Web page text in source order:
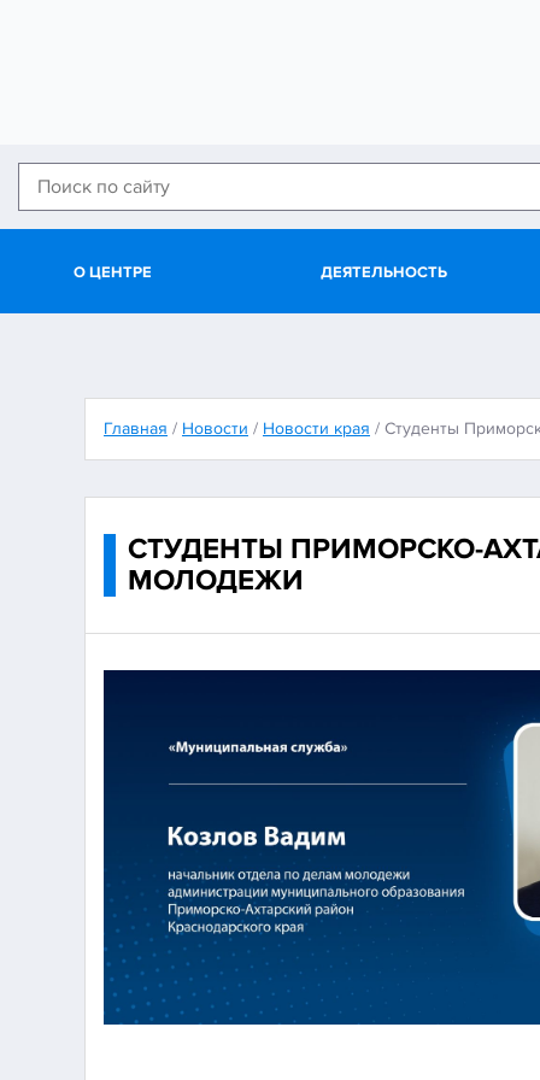
О ЦЕНТРЕ ДЕЯТЕЛЬНОСТЬ
Главная / Новости / Новости края / Студенты
СТУДЕНТЫ ПРИМОРСКО-
МОЛОДЕЖИ